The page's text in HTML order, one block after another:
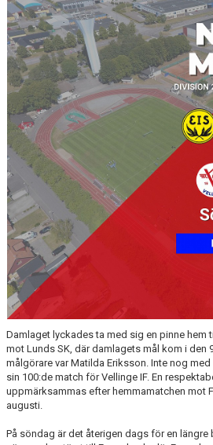
TJEJPROJEKTET
VELLINGE IF:S VÄNNER
DOKUMENT
KONTAKT
Damlaget lyckades ta med sig en pinne hem
mot Lunds SK, där damlagets mål kom i den
målgörare var Matilda Eriksson. Inte nog
sin 100:de match för Vellinge IF. En
uppmärksammas efter hemmamatchen mot
augusti.
På söndag är det återigen dags för en